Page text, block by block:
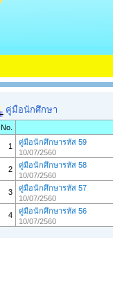
คู่มือนักศึกษา
No.
1
คู่มือนักศึกษารหัส 59
10/07/2560
2
คู่มือนักศึกษารหัส 58
10/07/2560
3
คู่มือนักศึกษารหัส 57
10/07/2560
4
คู่มือนักศึกษารหัส 56
10/07/2560